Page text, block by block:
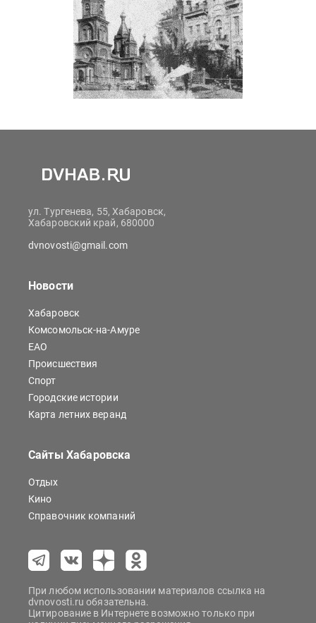
ул. Тургенева, 55, Хабаровск,
Хабаровский край, 680000
dvnovosti@gmail.com
Новости
Хабаровск
Комсомольск-на-Амуре
ЕАО
Происшествия
Спорт
Городские истории
Карта летних веранд
Сайты Хабаровска
Отдых
Кино
Справочник компаний
При любом использовании материалов ссылка на
dvnovosti.ru обязательна.
Цитирование в Интернете возможно только при